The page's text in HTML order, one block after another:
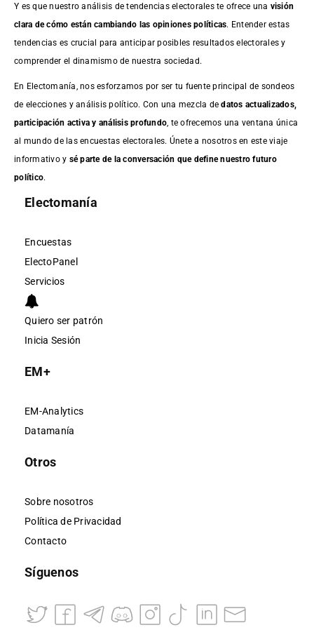
Y es que nuestro análisis de tendencias electorales te ofrece una visión
clara de cómo están cambiando las opiniones políticas. Entender estas
tendencias es crucial para anticipar posibles resultados electorales y
comprender el dinamismo de nuestra sociedad.
En Electomanía, nos esforzamos por ser tu fuente principal de sondeos
de elecciones y análisis político. Con una mezcla dedatos actualizados,
participación activa y análisis profundo , te ofrecemos una ventana única
al mundo de las encuestas electorales. Únete a nosotros en este viaje
informativo y sé parte de la conversación que define nuestro futuro
político.
Electomanía
Encuestas
ElectoPanel
Servicios
Quiero ser patrón
Inicia Sesión
EM+
EM-Analytics
Datamanía
Otros
Sobre nosotros
Política de Privacidad
Contacto
Síguenos